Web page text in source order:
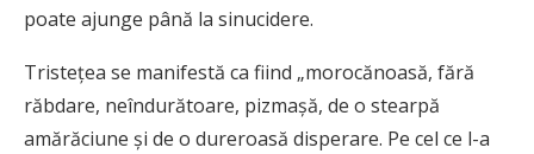
poate ajunge până la sinucidere.
Tristeţea se manifestă ca fiind „morocănoasă, fără
răbdare, neîndurătoare, pizmaşă, de o stearpă
amărăciune şi de o dureroasă disperare. Pe cel ce l-a